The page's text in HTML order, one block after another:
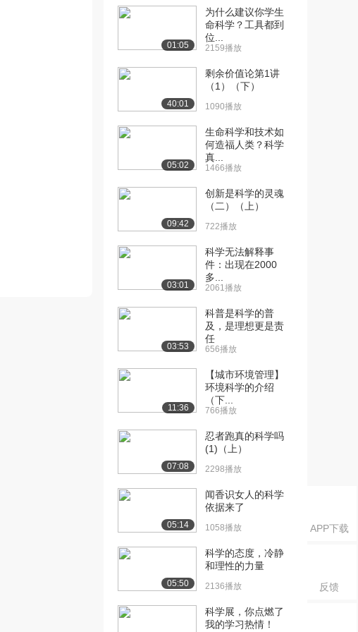
APP下载
反馈
（下）
9489播放
[11] 积极心理是伟大的人
1.6万播放
[12] 积极心理是伟大的人
6967播放
[13] 积极心理是伟大的人
6725播放
[14] 谈探索未知的动力
（上）
1.1万播放
[15] 谈探索未知的动力
（中）
[16] 谈探索未知的动力
18:39
[17] 致良知，澎湃的福流
10:01
[18] 致良知，澎湃的福流
4672播放
10:04
[19] 你幸福吗？积极心理
10:16
[20] 你幸福吗？积极心理
10:21
[21] 你幸福吗？积极心理
10:06
01:05
为什么建议你学生
命科学？工具都到
位...
2159播放
40:01
剩余价值论第1讲
（1）（下）
1090播放
05:02
生命科学和技术如
何造福人类？科学
真...
1466播放
09:42
创新是科学的灵魂
（二）（上）
722播放
03:01
科学无法解释事
件：出现在2000
多...
2061播放
03:53
科普是科学的普
及，是理想更是责
任
656播放
11:36
【城市环境管理】
环境科学的介绍
（下...
766播放
07:08
忍者跑真的科学吗
(1)（上）
2298播放
05:14
闻香识女人的科学
依据来了
1058播放
05:50
科学的态度，冷静
和理性的力量
2136播放
科学展，你点燃了
我的学习热情！